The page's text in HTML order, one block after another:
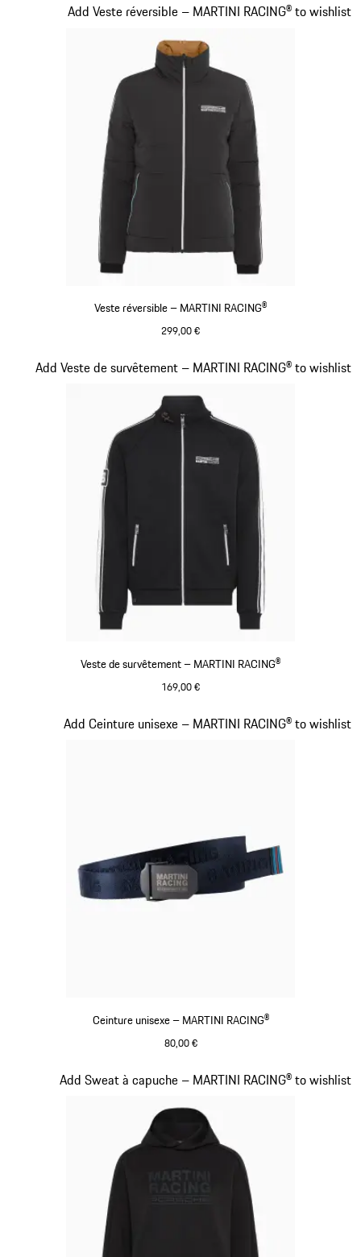
Veste réversible – MARTINI RACING®
299,00 €
Add Veste réversible – MARTINI RACING® to wishlist
Diapositive 10 sur 20
Veste de survêtement – MARTINI RACING®
169,00 €
Add Veste de survêtement – MARTINI RACING® to wishlist
Diapositive 11 sur 20
Ceinture unisexe – MARTINI RACING®
80,00 €
Add Ceinture unisexe – MARTINI RACING® to wishlist
Diapositive 12 sur 20
Add Sweat à capuche – MARTINI RACING® to wishlist
Diapositive 13 sur 20